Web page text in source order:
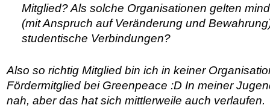
Mitglied? Als solche Organisationen gelten
(mit Anspruch auf Veränderung und
studentische Verbindungen?
Also so richtig Mitglied bin ich in keiner
Fördermitglied bei Greenpeace :D In meiner
nah, aber das hat sich mittlerweile auch verlaufen.